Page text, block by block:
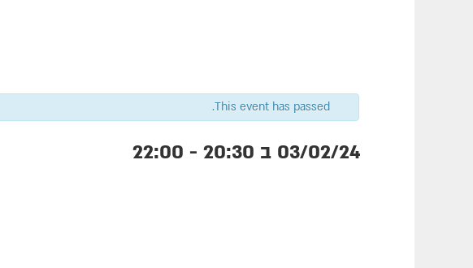
This event has passed.
03/02/24 ב 20:30 -
22:00